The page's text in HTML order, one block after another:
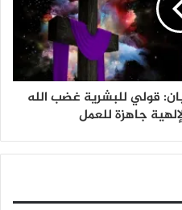
قولي للبشرية غضب الله
جاهزة للعمل